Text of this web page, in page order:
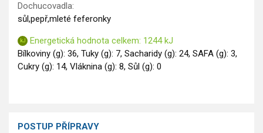
Dochucovadla:
sůl,pepř,mleté feferonky
Energetická hodnota celkem: 1244 kJ
Bílkoviny (g): 36, Tuky (g): 7, Sacharidy (g): 24, SAFA (g): 3,
Cukry (g): 14, Vláknina (g): 8, Sůl (g): 0
POSTUP PŘÍPRAVY